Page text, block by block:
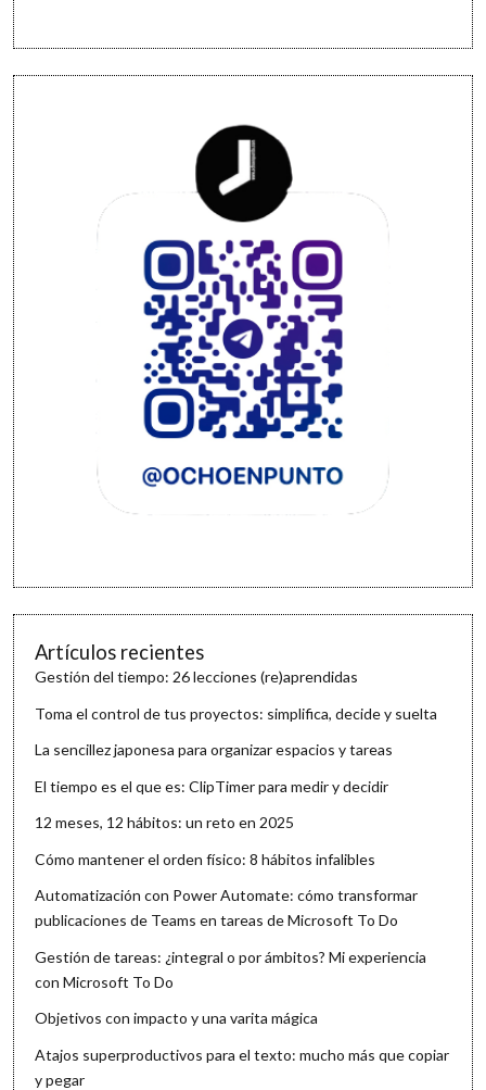
Artículos recientes
Gestión del tiempo: 26 lecciones (re)aprendidas
Toma el control de tus proyectos: simplifica, decide y suelta
La sencillez japonesa para organizar espacios y tareas
El tiempo es el que es: ClipTimer para medir y decidir
12 meses, 12 hábitos: un reto en 2025
Cómo mantener el orden físico: 8 hábitos infalibles
Automatización con Power Automate: cómo transformar
publicaciones de Teams en tareas de Microsoft To Do
Gestión de tareas: ¿integral o por ámbitos? Mi experiencia
con Microsoft To Do
Objetivos con impacto y una varita mágica
Atajos superproductivos para el texto: mucho más que copiar
y pegar